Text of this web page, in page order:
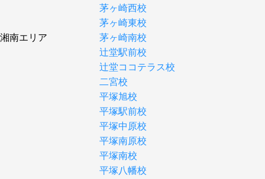
湘南エリア
茅ヶ崎西校
茅ヶ崎東校
茅ヶ崎南校
辻堂駅前校
辻堂ココテラス校
二宮校
平塚旭校
平塚駅前校
平塚中原校
平塚南原校
平塚南校
平塚八幡校